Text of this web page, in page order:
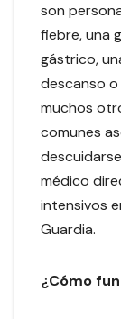
son
fiebre, una
gástrico,
descanso
muchos
comunes
médico
intensivos
Guardia.
¿Cómo